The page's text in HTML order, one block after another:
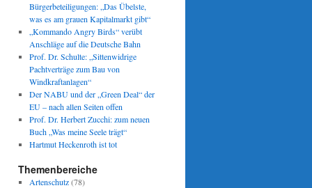
Bürgerbeteiligungen: „Das Übelste,
was es am grauen Kapitalmarkt gibt“
„Kommando Angry Birds“ verübt
Anschläge auf die Deutsche Bahn
Prof. Dr. Schulte: „Sittenwidrige
Pachtverträge zum Bau von
Windkraftanlagen“
Der NABU und der „Green Deal“ der
EU – nach allen Seiten offen
Prof. Dr. Herbert Zucchi: zum neuen
Buch „Was meine Seele trägt“
Hartmut Heckenroth ist tot
Themenbereiche
Artenschutz(78)